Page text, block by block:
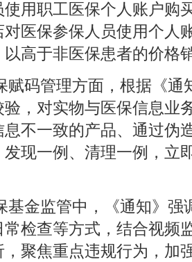
用职工医保个人账户购
对医保参保人员使用个人
高于非医保患者的价格
赋码管理方面，根据《通
，对实物与医保信息业
息不一致的产品、通过伪
现一例、清理一例，立
基金监管中，《通知》强
检查等方式，结合视频
聚焦重点违规行为，加